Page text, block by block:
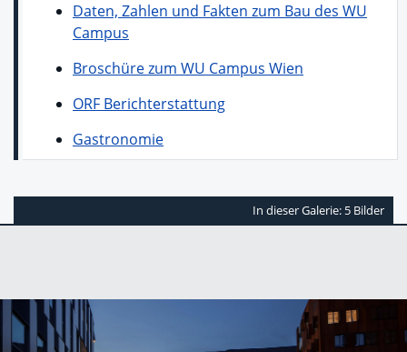
Daten, Zahlen und Fakten zum Bau des WU
Campus
Broschüre zum WU Campus Wien
ORF Berichterstattung
Gastronomie
In dieser Galerie: 5 Bilder